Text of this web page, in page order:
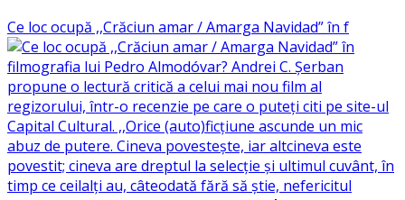
Ce loc ocupă ,,Crăciun amar / Amarga Navidad” în f